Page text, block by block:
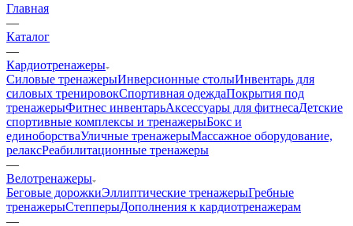
Главная
—
Каталог
—
Кардиотренажеры
Силовые тренажерыИнверсионные столыИнвентарь для
силовых тренировокСпортивная одеждаПокрытия под
тренажерыФитнес инвентарьАксессуары для фитнесаДетские
спортивные комплексы и тренажерыБокс и
единоборстваУличные тренажерыМассажное оборудование,
релаксРеабилитационные тренажеры
—
Велотренажеры
Беговые дорожкиЭллиптические тренажерыГребные
тренажерыСтепперыДополнения к кардиотренажерам
—